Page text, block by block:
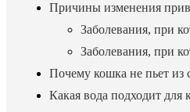
Причины изменения
Заболевания, при
Заболевания, при
Почему кошка не пьет из
Какая вода подходит для